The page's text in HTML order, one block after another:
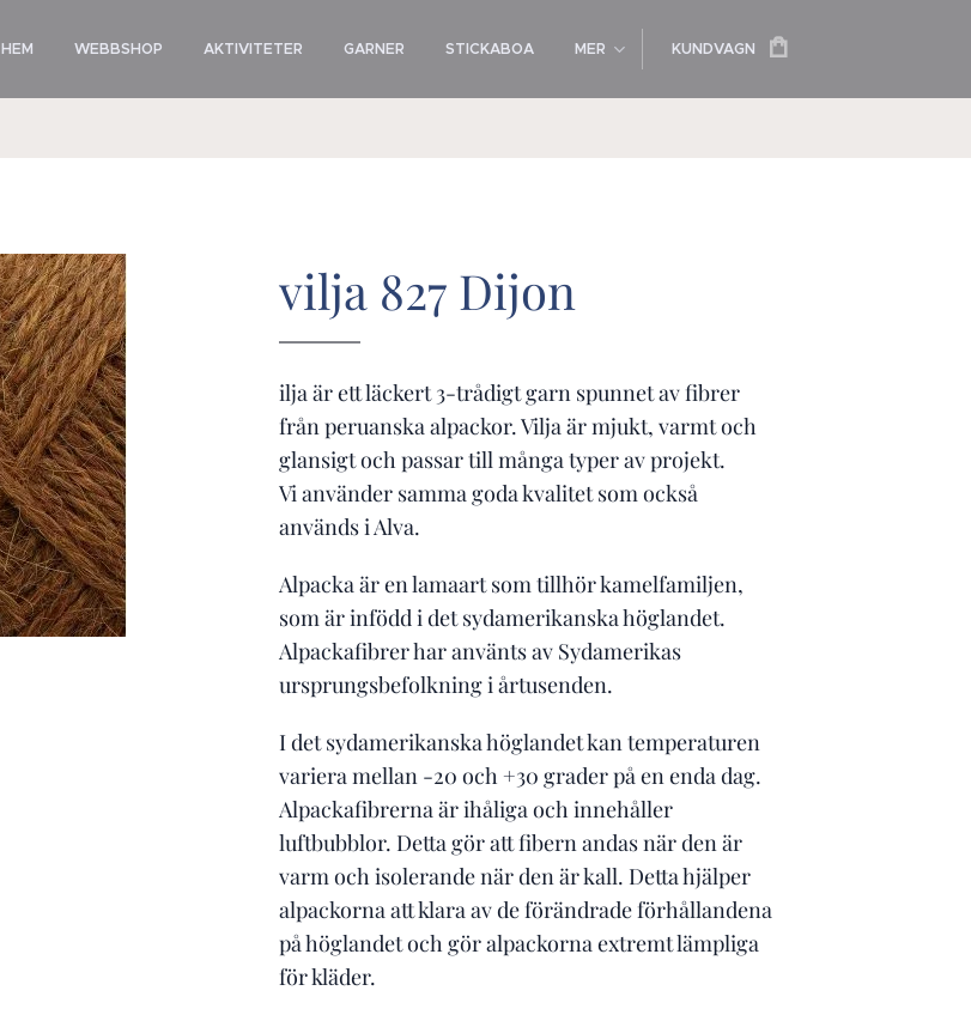
HEM WEBBSHOP AKTIVITETER GARNER STICKABOA MER KUNDVAGN
vilja 827 Dijon
ilja är ett läckert 3-trådigt garn spunnet av fibrer
från peruanska alpackor. Vilja är mjukt, varmt och
glansigt och passar till många typer av projekt.
Vi använder samma goda kvalitet som också
används i Alva.
Alpacka är en lamaart som tillhör kamelfamiljen,
som är infödd i det sydamerikanska höglandet.
Alpackafibrer har använts av Sydamerikas
ursprungsbefolkning i årtusenden.
I det sydamerikanska höglandet kan temperaturen
variera mellan -20 och +30 grader på en enda dag.
Alpackafibrerna är ihåliga och innehåller
luftbubblor. Detta gör att fibern andas när den är
varm och isolerande när den är kall. Detta hjälper
alpackorna att klara av de förändrade förhållandena
på höglandet och gör alpackorna extremt lämpliga
för kläder.